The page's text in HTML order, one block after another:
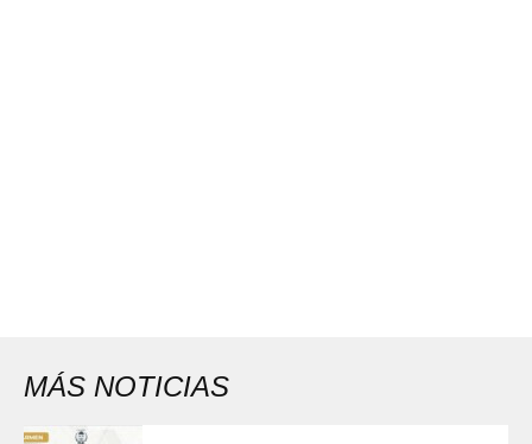
MÁS NOTICIAS